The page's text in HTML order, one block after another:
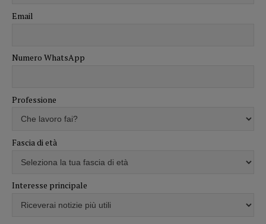
Email
Numero WhatsApp
Professione
Fascia di età
Interesse principale